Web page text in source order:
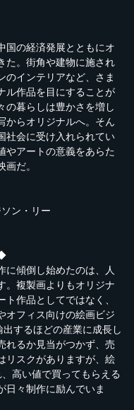
国の経済発展とともにオ
た。街角や建物に施され
のインテリアなど、さま
ル作品を目にすることが
の暮らしは豊かさを増し
からオリジナルへ。そん
社会に受け入れられてい
やアートの意義をあらた
だ。
ン・リー
に傾倒し始めたのは、人
。複製画よりもオリジナ
作品としてではなく、
オフィス向けの絵画ビジ
するほどの産業に成長し
れるか見当がつかず、売
リスクがありますが、絵
高い値で買ってもらえる
日々制作に励んでいま